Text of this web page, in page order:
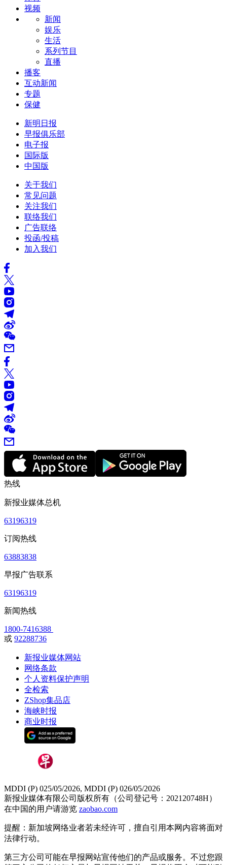
视频
新闻
娱乐
生活
系列节目
直播
播客
互动新闻
专题
保健
新明日报
早报俱乐部
电子报
国际版
中国版
关于我们
常见问题
关注我们
联络我们
广告联络
投函/投稿
加入我们
热线
新报业媒体总机
63196319
订阅热线
63883838
早报广告联系
63196319
新闻热线
1800-7416388
或 92288736
新报业媒体网站
网络条款
个人资料保护声明
全检索
ZShop集品店
海峡时报
商业时报
MDDI (P) 025/05/2026, MDDI (P) 026/05/2026
新报业媒体有限公司版权所有（公司登记号：202120748H）
在中国的用户请游览 zaobao.com
提醒：新加坡网络业者若未经许可，擅自引用本网内容将面对
法律行动。
第三方公司可能在早报网站宣传他们的产品或服务。不过您跟